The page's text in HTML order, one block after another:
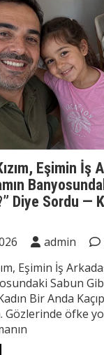
Eşimin İş
Diye Sordu —
admin
Eşimin İş
Sabun
Bir Anda
Gözlerinde öfke